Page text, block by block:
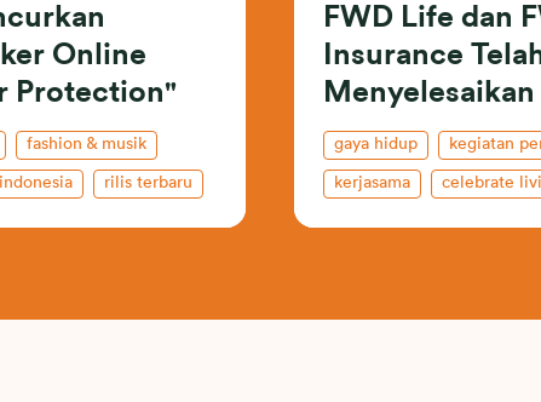
Online
Protection"
fashion & musik
indonesia rilis terbaru
FWD Life dan
Insurance
Menyelesaikan
Penggabungan
gaya hidup kegiatan
kerjasama celebrate